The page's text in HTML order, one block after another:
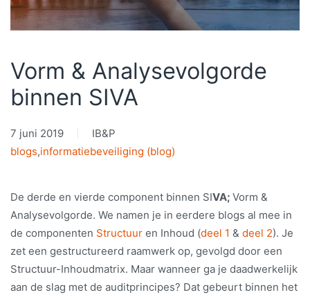
Vorm & Analysevolgorde
binnen SIVA
7 juni 2019
IB&P
blogs,informatiebeveiliging (blog)
De derde en vierde component binnen SIVA; Vorm &
Analysevolgorde. We namen je in eerdere blogs al mee in
de componenten Structuur en Inhoud (deel 1 & deel 2). Je
zet een gestructureerd raamwerk op, gevolgd door een
Structuur-Inhoudmatrix. Maar wanneer ga je daadwerkelijk
aan de slag met de auditprincipes? Dat gebeurt binnen het